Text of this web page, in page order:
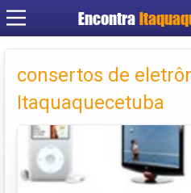
Encontra
consertos de
Itaquaquecetuba